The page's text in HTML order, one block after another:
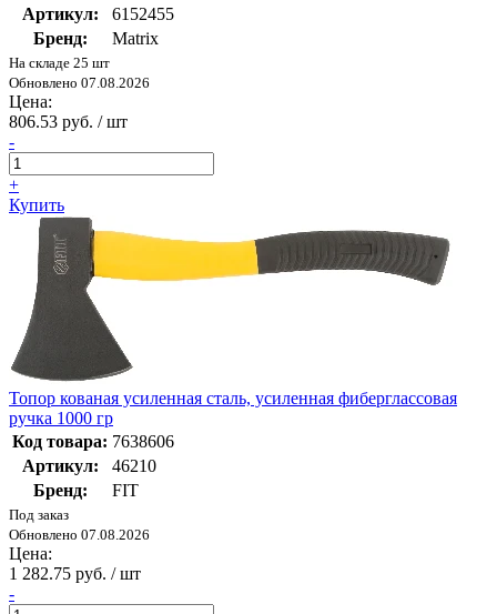
Артикул:
6152455
Бренд:
Matrix
На складе 25 шт
Обновлено 07.08.2026
Цена:
806.53 руб. / шт
-
+
Купить
Топор кованая усиленная сталь, усиленная фиберглассовая
ручка 1000 гр
Код товара: 7638606
Артикул:
46210
Бренд:
FIT
Под заказ
Обновлено 07.08.2026
Цена:
1 282.75 руб. / шт
-